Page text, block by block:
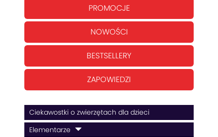
PROMOCJE
NOWOŚCI
BESTSELLERY
ZAPOWIEDZI
Ciekawostki o zwierzętach dla dzieci
Elementarze